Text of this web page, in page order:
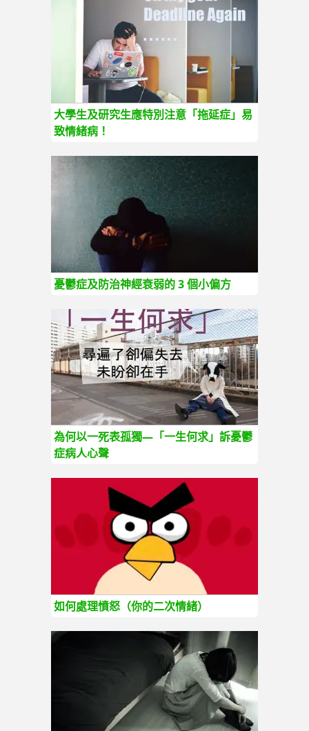
大學生及研究生應特別注意「拖延症」易
致情緒病！
憂鬱症及防治神經衰弱的 3 個小偏方
為何以一死表孤獨—「一生何求」訴憂鬱
症病人心聲
如何處理憤怒（你的二次情緒）